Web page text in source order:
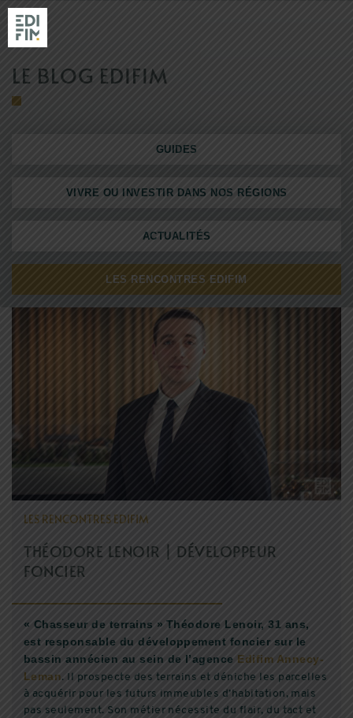
LE BLOG EDIFIM
GUIDES
VIVRE OU INVESTIR DANS NOS RÉGIONS
ACTUALITÉS
LES RENCONTRES EDIFIM
LES RENCONTRES EDIFIM
THÉODORE LENOIR | DÉVELOPPEUR
FONCIER
« Chasseur de terrains » Théodore Lenoir, 31 ans,
est responsable du développement foncier sur le
bassin annécien au sein de l’agence Edifim Annecy-
Leman. Il prospecte des terrains et déniche les parcelles
à acquérir pour les futurs immeubles d’habitation, mais
pas seulement. Son métier nécessite du flair, du tact et
EDIFIM
NOS AGENCES
ACTUALITÉS & GUIDES
ESPACE CLIENT
AVIS CLIENTS